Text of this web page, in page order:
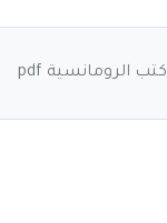
كتب الرومانسية pdf